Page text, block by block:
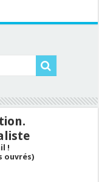
!
ouvrés)